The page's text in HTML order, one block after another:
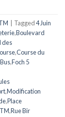
Tagged4 Juin
,Boulevard
des
,Course du
,Foch 5
,Modification
,Place
,Rue Bir